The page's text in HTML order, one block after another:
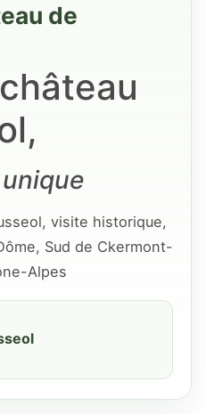
de
visite historique,
Sud de Ckermont-
Alpes